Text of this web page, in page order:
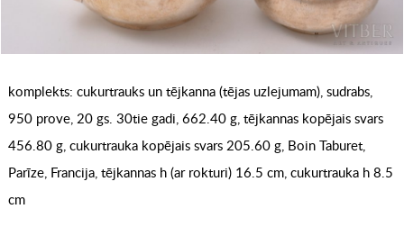
komplekts: cukurtrauks un tējkanna (tējas uzlejumam), sudrabs,
950 prove, 20 gs. 30tie gadi, 662.40 g, tējkannas kopējais svars
456.80 g, cukurtrauka kopējais svars 205.60 g, Boin Taburet,
Parīze, Francija, tējkannas h (ar rokturi) 16.5 cm, cukurtrauka h 8.5
cm